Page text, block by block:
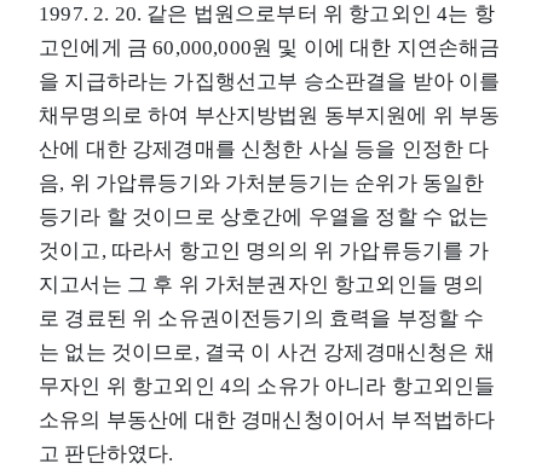
1997. 2. 20. 같은 법원으로부터 위 항고외인 4는 항
고인에게 금 60,000,000원 및 이에 대한 지연손해금
을 지급하라는 가집행선고부 승소판결을 받아 이를
채무명의로 하여 부산지방법원 동부지원에 위 부동
산에 대한 강제경매를 신청한 사실 등을 인정한 다
음, 위 가압류등기와 가처분등기는 순위가 동일한
등기라 할 것이므로 상호간에 우열을 정할 수 없는
것이고, 따라서 항고인 명의의 위 가압류등기를 가
지고서는 그 후 위 가처분권자인 항고외인들 명의
로 경료된 위 소유권이전등기의 효력을 부정할 수
는 없는 것이므로, 결국 이 사건 강제경매신청은 채
무자인 위 항고외인 4의 소유가 아니라 항고외인들
소유의 부동산에 대한 경매신청이어서 부적법하다
고 판단하였다.